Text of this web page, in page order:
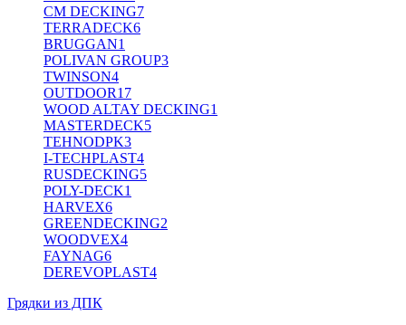
CM DECKING7
TERRADECK6
BRUGGAN1
POLIVAN GROUP3
TWINSON4
OUTDOOR17
WOOD ALTAY DECKING1
MASTERDECK5
TEHNODPK3
I-TECHPLAST4
RUSDECKING5
POLY-DECK1
HARVEX6
GREENDECKING2
WOODVEX4
FAYNAG6
DEREVOPLAST4
Грядки из ДПК